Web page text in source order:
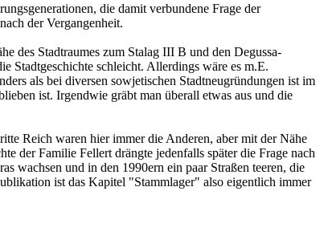
die damit verbundene Frage der
der Vergangenheit.
des Stadtraumes zum Stalag III B und den Degussa-
Stadtgeschichte schleicht. Allerdings wäre es m.E.
als bei diversen sowjetischen Stadtneugründungen ist im
ist. Irgendwie gräbt man überall etwas aus und die
Reich waren hier immer die Anderen, aber mit der Nähe
der Familie Fellert drängte jedenfalls später die Frage nach
wachsen und in den 1990ern ein paar Straßen teeren, die
ist das Kapitel "Stammlager" also eigentlich immer